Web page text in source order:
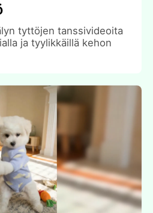
tyttöjen tanssivideoita
ja tyylikkäillä kehon